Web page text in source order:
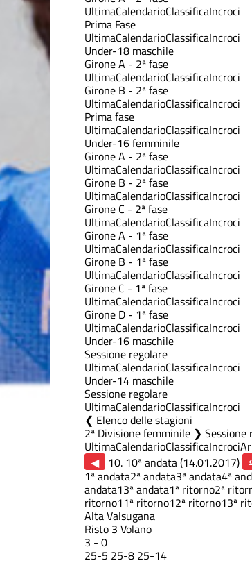
UltimaCalendarioClassificaIncroci
Prima Fase
UltimaCalendarioClassificaIncroci
Under-18 maschile
Girone A - 2ª fase
UltimaCalendarioClassificaIncroci
Girone B - 2ª fase
UltimaCalendarioClassificaIncroci
Prima fase
UltimaCalendarioClassificaIncroci
Under-16 femminile
Girone A - 2ª fase
UltimaCalendarioClassificaIncroci
Girone B - 2ª fase
UltimaCalendarioClassificaIncroci
Girone C - 2ª fase
UltimaCalendarioClassificaIncroci
Girone A - 1ª fase
UltimaCalendarioClassificaIncroci
Girone B - 1ª fase
UltimaCalendarioClassificaIncroci
Girone C - 1ª fase
UltimaCalendarioClassificaIncroci
Girone D - 1ª fase
UltimaCalendarioClassificaIncroci
Under-16 maschile
Sessione regolare
UltimaCalendarioClassificaIncroci
Under-14 maschile
Sessione regolare
UltimaCalendarioClassificaIncroci
Elenco delle stagioni
2ª Divisione femminile ❯ Sessione
UltimaCalendarioClassificaIncroci
◀
10. 10ª andata (14.01.2017)
1ª andata2ª andata3ª andata4ª
andata13ª andata1ª ritorno2ª
ritorno11ª ritorno12ª ritorno13ª
Alta Valsugana
Risto 3 Volano
3 - 0
25-5 25-8 25-14